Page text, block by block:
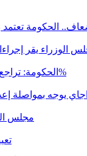
الحكومة تعتمد
الوزراء يقر
الحكومة: تراجع الفقر المدقع في موريتانيا من 12.8% إلى 11.2%
يوجه بمواصلة
مجلس